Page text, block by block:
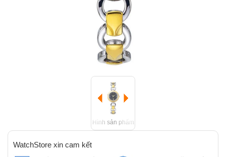
Hình sản phẩm
WatchStore xin cam kết